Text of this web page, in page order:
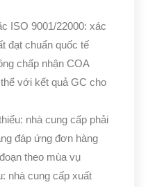
ISO 9001/22000: xác
đạt chuẩn quốc tế
chấp nhận COA
với kết quả GC cho
nhà cung cấp phải
đáp ứng đơn hàng
theo mùa vụ
nhà cung cấp xuất